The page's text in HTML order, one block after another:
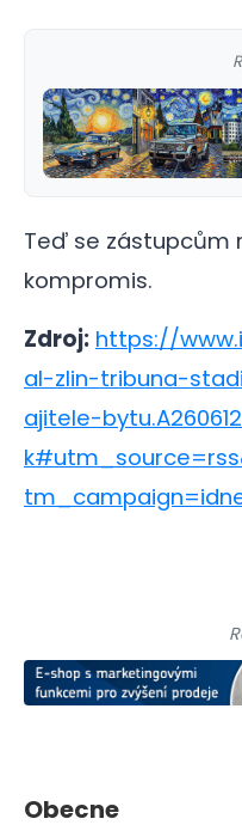
Teď se zástupcům
kompromis.
Zdroj: https://
al-zlin-tribuna-
ajitele-
Obecne